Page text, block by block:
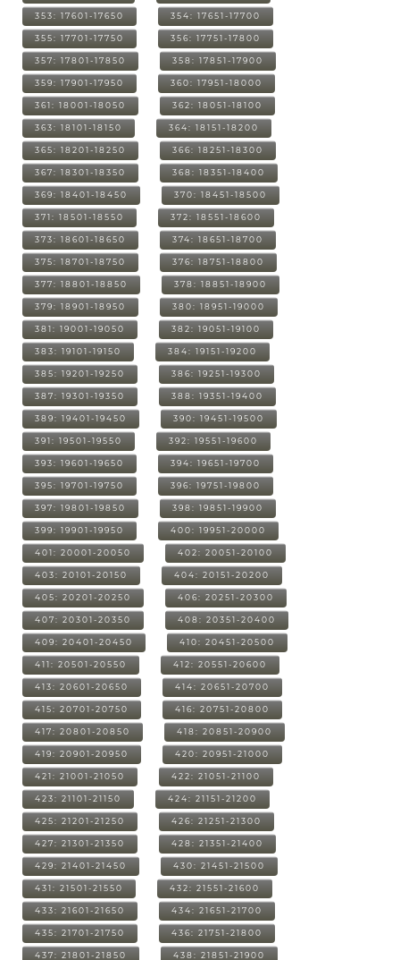
353: 17601-17650 354: 17651-17700
355: 17701-17750 356: 17751-17800
357: 17801-17850 358: 17851-17900
359: 17901-17950 360: 17951-18000
361: 18001-18050 362: 18051-18100
363: 18101-18150 364: 18151-18200
365: 18201-18250 366: 18251-18300
367: 18301-18350 368: 18351-18400
369: 18401-18450 370: 18451-18500
371: 18501-18550 372: 18551-18600
373: 18601-18650 374: 18651-18700
375: 18701-18750 376: 18751-18800
377: 18801-18850 378: 18851-18900
379: 18901-18950 380: 18951-19000
381: 19001-19050 382: 19051-19100
383: 19101-19150 384: 19151-19200
385: 19201-19250 386: 19251-19300
387: 19301-19350 388: 19351-19400
389: 19401-19450 390: 19451-19500
391: 19501-19550 392: 19551-19600
393: 19601-19650 394: 19651-19700
395: 19701-19750 396: 19751-19800
397: 19801-19850 398: 19851-19900
399: 19901-19950 400: 19951-20000
401: 20001-20050 402: 20051-20100
403: 20101-20150 404: 20151-20200
405: 20201-20250 406: 20251-20300
407: 20301-20350 408: 20351-20400
409: 20401-20450 410: 20451-20500
411: 20501-20550 412: 20551-20600
413: 20601-20650 414: 20651-20700
415: 20701-20750 416: 20751-20800
417: 20801-20850 418: 20851-20900
419: 20901-20950 420: 20951-21000
421: 21001-21050 422: 21051-21100
423: 21101-21150 424: 21151-21200
425: 21201-21250 426: 21251-21300
427: 21301-21350 428: 21351-21400
429: 21401-21450 430: 21451-21500
431: 21501-21550 432: 21551-21600
433: 21601-21650 434: 21651-21700
435: 21701-21750 436: 21751-21800
437: 21801-21850 438: 21851-21900